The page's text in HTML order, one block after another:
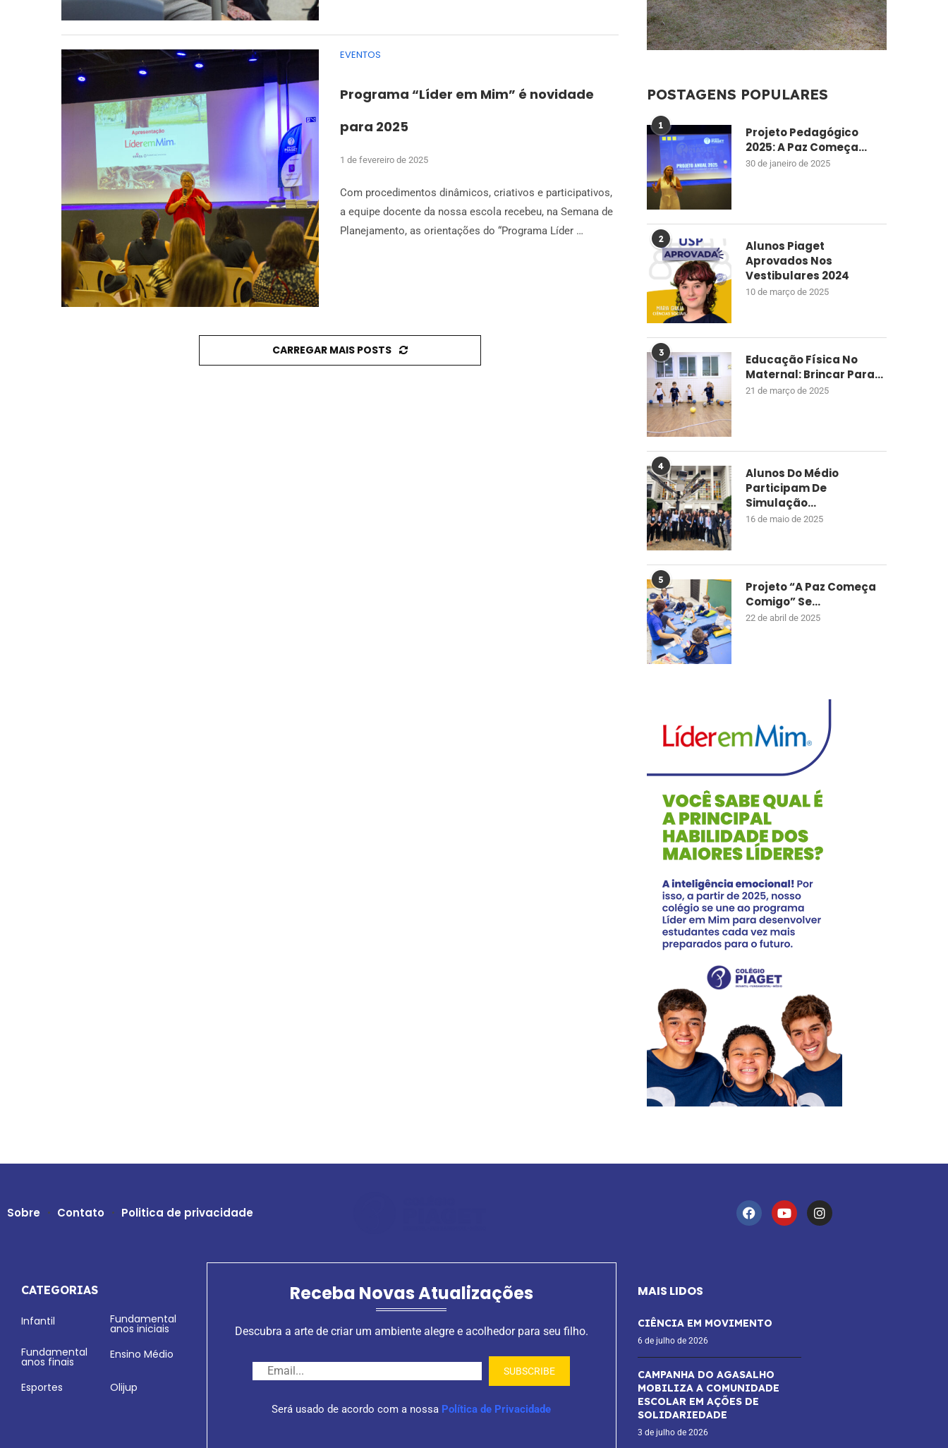
EVENTOS
Programa “Líder em Mim” é novidade
para 2025
1 de fevereiro de 2025
Com procedimentos dinâmicos, criativos e participativos,
a equipe docente da nossa escola recebeu, na Semana de
Planejamento, as orientações do “Programa Líder …
CARREGAR MAIS POSTS
POSTAGENS POPULARES
1
Projeto Pedagógico
2025: A Paz Começa...
30 de janeiro de 2025
2
Alunos Piaget
Aprovados Nos
Vestibulares 2024
10 de março de 2025
3
Educação Física No
Maternal: Brincar Para...
21 de março de 2025
4
Alunos Do Médio
Participam De
Simulação...
16 de maio de 2025
5
Projeto “A Paz Começa
Comigo” Se...
22 de abril de 2025
Sobre Contato Politica de privacidade
CATEGORIAS
Infantil Fundamental
anos iniciais
Fundamental
anos finais
Ensino Médio
Esportes Olijup
Receba Novas Atualizações
Descubra a arte de criar um ambiente alegre e acolhedor para seu filho.
Será usado de acordo com a nossa Política de Privacidade
MAIS LIDOS
CIÊNCIA EM MOVIMENTO
6 de julho de 2026
CAMPANHA DO AGASALHO
MOBILIZA A COMUNIDADE
ESCOLAR EM AÇÕES DE
SOLIDARIEDADE
3 de julho de 2026